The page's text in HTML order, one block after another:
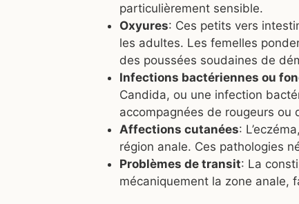
particulièrement sensible.
Oxyures: Ces petits vers
les adultes. Les femelles
des poussées soudaines de
Infections bactériennes ou
Candida, ou une infection
accompagnées de rougeurs ou
Affections cutanées:
région anale. Ces pathologies
Problèmes de transit: La
mécaniquement la zone anale,